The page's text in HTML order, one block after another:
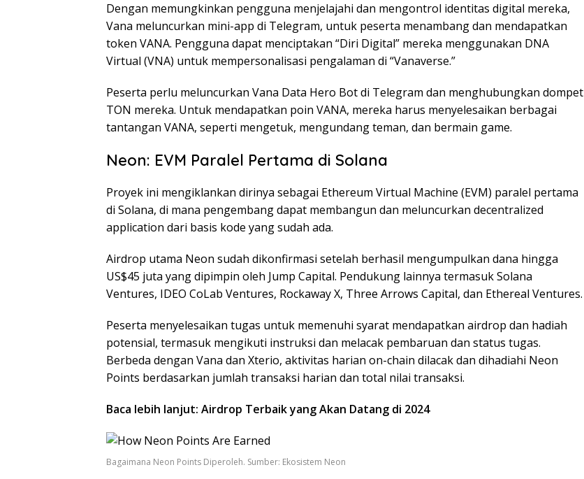
Dengan memungkinkan pengguna menjelajahi dan mengontrol identitas digital mereka,
Vana meluncurkan mini-app di Telegram, untuk peserta menambang dan mendapatkan
token VANA. Pengguna dapat menciptakan “Diri Digital” mereka menggunakan DNA
Virtual (VNA) untuk mempersonalisasi pengalaman di “Vanaverse.”
Peserta perlu meluncurkan Vana Data Hero Bot di Telegram dan menghubungkan dompet
TON mereka. Untuk mendapatkan poin VANA, mereka harus menyelesaikan berbagai
tantangan VANA, seperti mengetuk, mengundang teman, dan bermain game.
Neon: EVM Paralel Pertama di Solana
Proyek ini mengiklankan dirinya sebagai Ethereum Virtual Machine (EVM) paralel pertama
di Solana, di mana pengembang dapat membangun dan meluncurkan decentralized
application dari basis kode yang sudah ada.
Airdrop utama Neon sudah dikonfirmasi setelah berhasil mengumpulkan dana hingga
US$45 juta yang dipimpin oleh Jump Capital. Pendukung lainnya termasuk Solana
Ventures, IDEO CoLab Ventures, Rockaway X, Three Arrows Capital, dan Ethereal Ventures.
Peserta menyelesaikan tugas untuk memenuhi syarat mendapatkan airdrop dan hadiah
potensial, termasuk mengikuti instruksi dan melacak pembaruan dan status tugas.
Berbeda dengan Vana dan Xterio, aktivitas harian on-chain dilacak dan dihadiahi Neon
Points berdasarkan jumlah transaksi harian dan total nilai transaksi.
Baca lebih lanjut: Airdrop Terbaik yang Akan Datang di 2024
Bagaimana Neon Points Diperoleh. Sumber: Ekosistem Neon